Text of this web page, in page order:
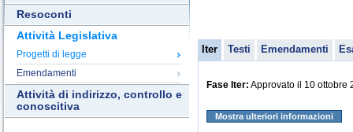
Resoconti
Attività Legislativa
Progetti di legge
Emendamenti
Attività di indirizzo, controllo e
conoscitiva
Iter Testi Emendamenti
Fase Iter: Approvato il 10 ottobre
Mostra ulteriori informazioni